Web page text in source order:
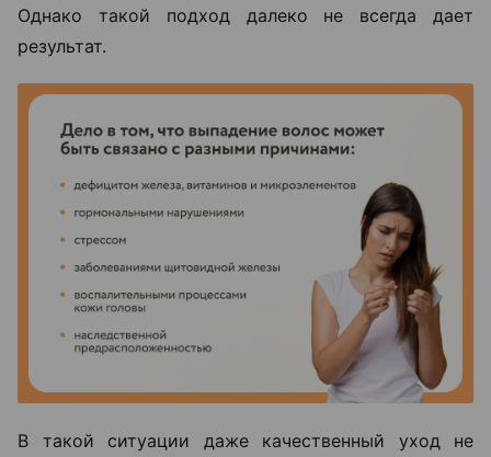
Однако такой подход далеко не всегда дает
результат.
В такой ситуации даже качественный уход не